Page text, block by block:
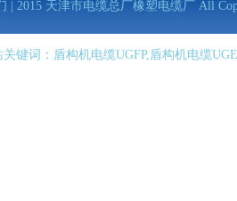
| 2015 天津市电缆总厂橡塑电缆厂 All
关键词：盾构机电缆UGFP,盾构机电缆